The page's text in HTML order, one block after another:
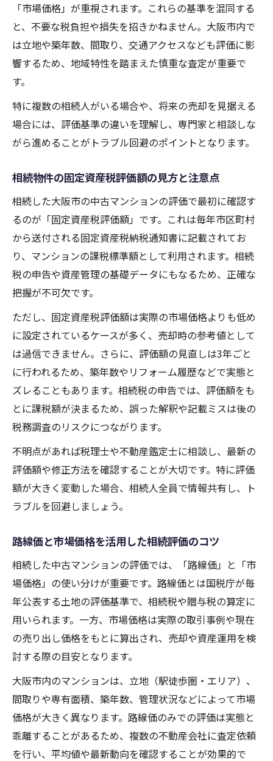
「市場価格」が重視されます。これらの基準を混同する
と、不要な税負担や損失を招きかねません。大阪市内で
は立地や築年数、間取り、交通アクセスなども評価に影
響するため、地域特性を踏まえた慎重な査定が重要で
す。
特に複数の相続人がいる場合や、将来の売却を見据える
場合には、評価基準の違いを理解し、専門家と相談しな
がら進めることがトラブル回避のポイントとなります。
相続物件の固定資産税評価額の見方と注意点
相続した大阪市の中古マンションの評価で最初に確認す
るのが「固定資産税評価額」です。これは毎年市区町村
から送付される固定資産税納税通知書に記載されてお
り、マンションの課税標準額として利用されます。相続
税の申告や資産管理の基礎データにもなるため、正確な
把握が不可欠です。
ただし、固定資産税評価額は実際の市場価格よりも低め
に設定されているケースが多く、売却時の参考値として
は過信できません。さらに、評価額の見直しは3年ごと
に行われるため、築年数やリフォーム履歴などで実態と
ズレることもあります。相続税の申告では、評価額をも
とに課税額が決まるため、誤った解釈や記載ミスは後の
税務調査のリスクにつながります。
不明点があれば税理士や不動産鑑定士に相談し、最新の
評価額や修正方法を確認することが大切です。特に評価
額が大きく変動した場合、相続人全員で情報共有し、ト
ラブルを回避しましょう。
路線価と市場価格を活用した相続評価のコツ
相続した中古マンションの評価では、「路線価」と「市
場価格」の使い分けが重要です。路線価とは国税庁が毎
年公表する土地の評価基準で、相続税や贈与税の算定に
用いられます。一方、市場価格は実際の取引事例や現在
の売り出し価格をもとに算出され、売却や資産運用を検
討する際の目安となります。
大阪市内のマンションは、立地（駅徒歩圏・エリア）、
間取りや専有面積、築年数、管理状況などによって市場
価格が大きく異なります。路線価のみでの評価は実態と
乖離することがあるため、複数の不動産会社に査定依頼
を行い、平均値や最新動向を確認することが効果的で